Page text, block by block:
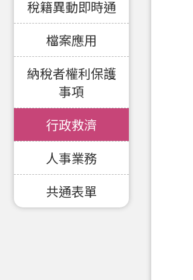
稅籍異動即時通
檔案應用
納稅者權利保護
事項
行政救濟
人事業務
共通表單